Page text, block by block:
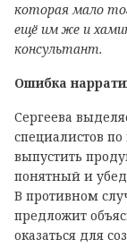
которая мало
ещё им же и
консультант.
Ошибка
Сергеева
специалистов
выпустить
понятный и
В противном
предложит
оказаться для